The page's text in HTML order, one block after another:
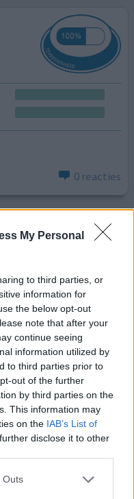
My Personal
to third parties, or
information for
the below opt-out
note that after your
continue seeing
information utilized by
to third parties prior to
out of the further
by third parties on the
This information may
on the IAB’s List of
disclose it to other
Outs
0 reacties
van magnesium
refluxkklachten door
20 mg. Echter,
en dit was mij niet
een herhaalrecept
de huisarts 40mg gaan
al een stuk mi [lees
0 reacties